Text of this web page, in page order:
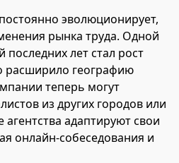
эволюционирует,
рынка труда. Одной
лет стал рост
расширило географию
теперь могут
из других городов или
адаптируют свои
онлайн-собеседования и